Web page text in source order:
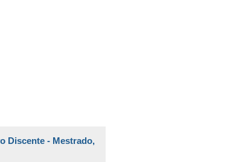
Discente - Mestrado,